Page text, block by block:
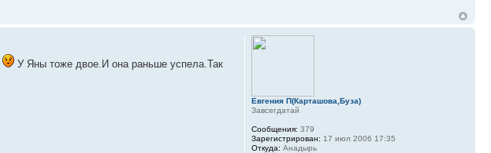
У Яны тоже двое.И она раньше успела.Так
Евгения П(Карташова,Буза)
Завсегдатай
Сообщения: 379
Зарегистрирован: 17 июл 2006 17:35
Откуда: Анадырь